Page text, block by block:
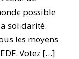
possible
solidarité.
les moyens
Votez […]